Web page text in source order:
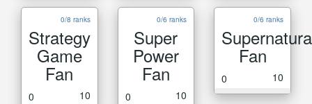
0/8 ranks
Strategy
Game
Fan
0 10
0/6 ranks
Super
Power
Fan
0 10
0/6 ranks
Fan
0 10